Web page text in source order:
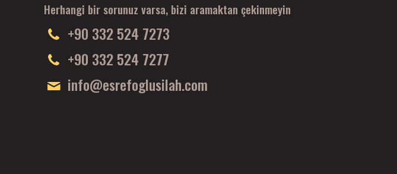
Herhangi bir sorunuz varsa, bizi aramaktan çekinmeyin
+90 332 524 7273
+90 332 524 7277
info@esrefoglusilah.com